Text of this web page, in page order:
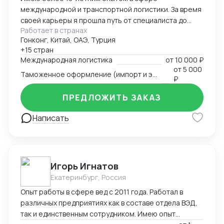
международной и транспортной логистики. За время
своей карьеры я прошла путь от специалиста до
директора по логистике, успешно управляя
сложными проектами, выводя компании на новые
рынки и оптимизируя логистические процессы для
повышения эффективности и снижения издержек.
Специализируюсь на организации перевозок любым
видом транспорта (автомобильный, авиационный,
морской, железнодорожный, мультимодальные
схемы), таможенном оформлении и реализации
решений в условиях ограничений. За годы работы
удалось создать эффективную команду логистов,
внедрить современные технологии управления
проектами и документооборотом, а также
сохранить стабильность бизнеса в условиях
внешних ограничений, сохранив 90% клиентской
базы. Я умею находить нестандартные решения
Работает в странах
Гонконг, Китай, ОАЭ, Турция
+15 стран
Международная логистика
от10 000 ₽
от5 000
₽
Написать
ПРЕДЛОЖИТЬ ЗАКАЗ
Игорь Игнатов
Екатеринбург, Россия
Опыт работы в сфере вед с 2011 года. Работал в
различных предприятиях как в составе отдела ВЭД,
так и единственным сотрудником. Имею опыт